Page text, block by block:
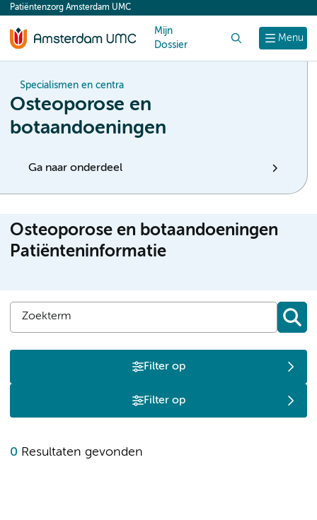
content
Menu
Patiëntenzorg Amsterdam UMC
Mijn
Dossier
Specialismen en centra
Osteoporose en
botaandoeningen
Ga naar onderdeel
Osteoporose en botaandoeningen
Patiënteninformatie
Filter op
Filter op
0 Resultaten gevonden